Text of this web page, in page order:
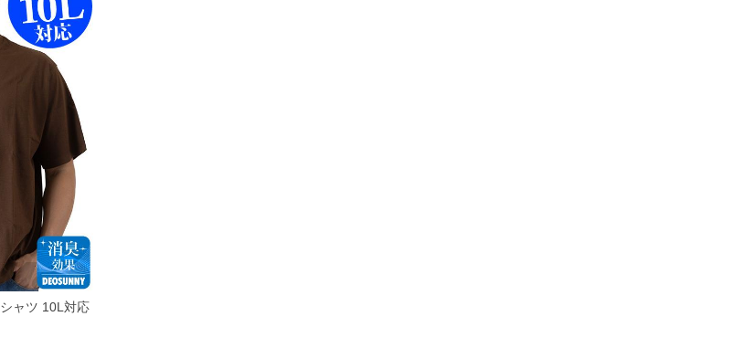
以下の商品は有料（500円+税）となります。）
ンが施されている等)
、商品の色味が若干異なる場合がございます。予めご了承ください。
り、お客様にご迷惑をお掛けしてしまう場合がございます。そのようなことがない様最大限に努めておりますが、もしあった場合速やかにご連絡させて頂き
ャツ 10L対応